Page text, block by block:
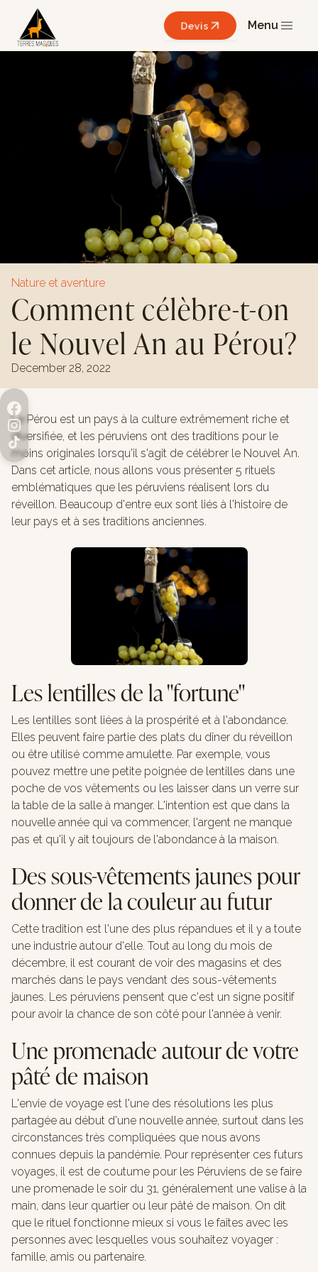
Devis Menu
Nature et aventure
Comment célèbre-t-on
le Nouvel An au Pérou?
December 28, 2022
Le Pérou est un pays à la culture extrêmement riche et
diversifiée, et les péruviens ont des traditions pour le
moins originales lorsqu'il s'agit de célébrer le Nouvel An.
Dans cet article, nous allons vous présenter 5 rituels
emblématiques que les péruviens réalisent lors du
réveillon. Beaucoup d'entre eux sont liés à l'histoire de
leur pays et à ses traditions anciennes.
Les lentilles de la "fortune"
Les lentilles sont liées à la prospérité et à l'abondance.
Elles peuvent faire partie des plats du dîner du réveillon
ou être utilisé comme amulette. Par exemple, vous
pouvez mettre une petite poignée de lentilles dans une
poche de vos vêtements ou les laisser dans un verre sur
la table de la salle à manger. L'intention est que dans la
nouvelle année qui va commencer, l'argent ne manque
pas et qu'il y ait toujours de l'abondance à la maison.
Des sous-vêtements jaunes pour
donner de la couleur au futur
Cette tradition est l'une des plus répandues et il y a toute
une industrie autour d'elle. Tout au long du mois de
décembre, il est courant de voir des magasins et des
marchés dans le pays vendant des sous-vêtements
jaunes. Les péruviens pensent que c'est un signe positif
pour avoir la chance de son côté pour l'année à venir.
Une promenade autour de votre
pâté de maison
L'envie de voyage est l'une des résolutions les plus
partagée au début d'une nouvelle année, surtout dans les
circonstances très compliquées que nous avons
connues depuis la pandémie. Pour représenter ces futurs
voyages, il est de coutume pour les Péruviens de se faire
une promenade le soir du 31, généralement une valise à la
main, dans leur quartier ou leur pâté de maison. On dit
que le rituel fonctionne mieux si vous le faites avec les
personnes avec lesquelles vous souhaitez voyager :
famille, amis ou partenaire.